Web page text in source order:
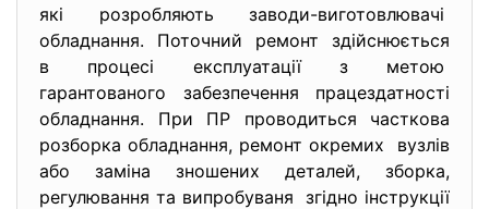
які розробляють заводи-виготовлювачі
обладнання. Поточний ремонт здійснюється
в процесі експлуатації з метою
гарантованого забезпечення працездатності
обладнання. При ПР проводиться часткова
розборка обладнання, ремонт окремих вузлів
або заміна зношених деталей, зборка,
регулювання та випробуваня згідно інструкції